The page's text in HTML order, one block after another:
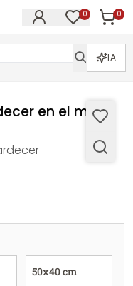
0 0
IA
en el mar -
50x40 cm